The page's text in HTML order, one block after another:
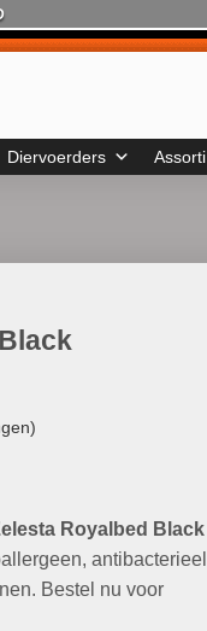
Diervoerders Assorti
Royalbed Black
antibacterieel
Bestel nu voor